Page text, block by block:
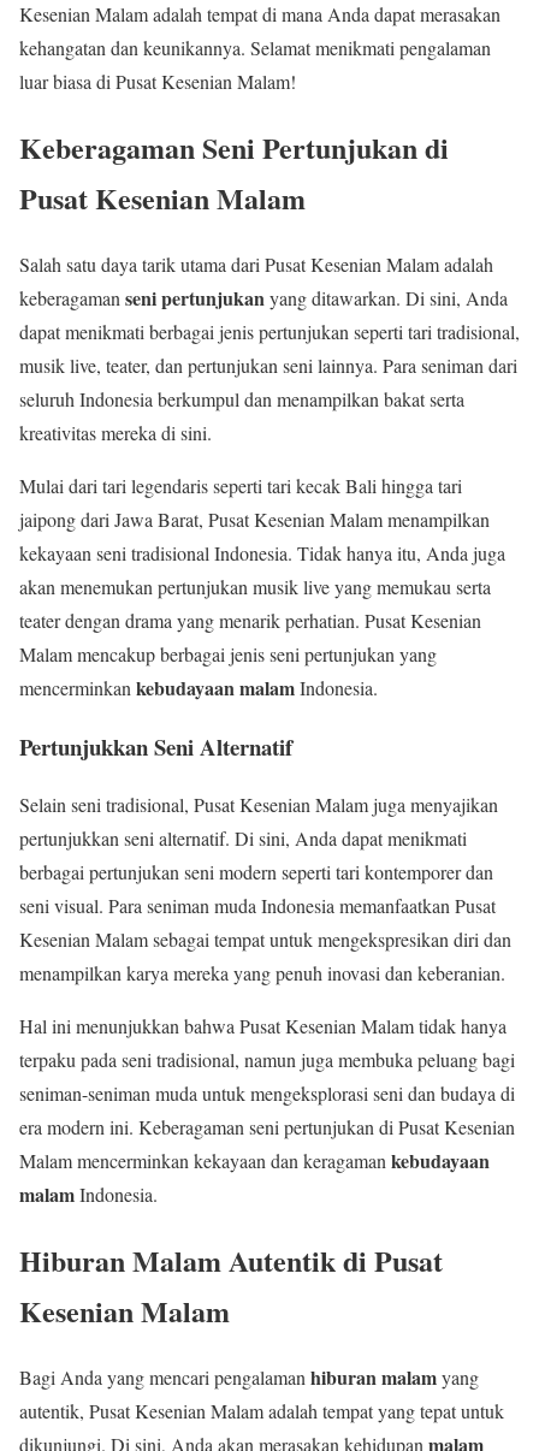
Kesenian Malam adalah tempat di mana Anda dapat merasakan
kehangatan dan keunikannya. Selamat menikmati pengalaman
luar biasa di Pusat Kesenian Malam!
Keberagaman Seni Pertunjukan di
Pusat Kesenian Malam
Salah satu daya tarik utama dari Pusat Kesenian Malam adalah
keberagaman seni pertunjukanyang ditawarkan. Di sini, Anda
dapat menikmati berbagai jenis pertunjukan seperti tari tradisional,
musik live, teater, dan pertunjukan seni lainnya. Para seniman dari
seluruh Indonesia berkumpul dan menampilkan bakat serta
kreativitas mereka di sini.
Mulai dari tari legendaris seperti tari kecak Bali hingga tari
jaipong dari Jawa Barat, Pusat Kesenian Malam menampilkan
kekayaan seni tradisional Indonesia. Tidak hanya itu, Anda juga
akan menemukan pertunjukan musik live yang memukau serta
teater dengan drama yang menarik perhatian. Pusat Kesenian
Malam mencakup berbagai jenis seni pertunjukan yang
mencerminkan kebudayaan malamIndonesia.
Pertunjukkan Seni Alternatif
Selain seni tradisional, Pusat Kesenian Malam juga menyajikan
pertunjukkan seni alternatif. Di sini, Anda dapat menikmati
berbagai pertunjukan seni modern seperti tari kontemporer dan
seni visual. Para seniman muda Indonesia memanfaatkan Pusat
Kesenian Malam sebagai tempat untuk mengekspresikan diri dan
menampilkan karya mereka yang penuh inovasi dan keberanian.
Hal ini menunjukkan bahwa Pusat Kesenian Malam tidak hanya
terpaku pada seni tradisional, namun juga membuka peluang bagi
seniman-seniman muda untuk mengeksplorasi seni dan budaya di
era modern ini. Keberagaman seni pertunjukan di Pusat Kesenian
Malam mencerminkan kekayaan dan keragamankebudayaan
malamIndonesia.
Hiburan Malam Autentik di Pusat
Kesenian Malam
Bagi Anda yang mencari pengalamanhiburan malamyang
autentik, Pusat Kesenian Malam adalah tempat yang tepat untuk
dikunjungi. Di sini, Anda akan merasakan kehidupan malam